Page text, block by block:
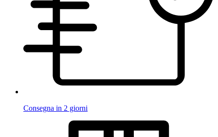
Consegna in 2 giorni